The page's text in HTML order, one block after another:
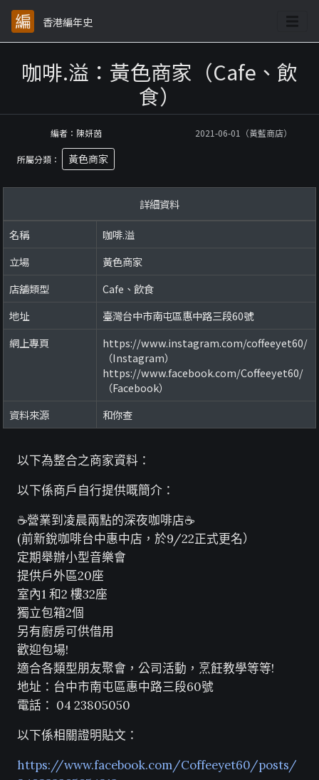
香港編年史
咖啡.溢：黃色商家（Cafe、飲
食）
編者：陳妍茵 2021-06-01（黃藍商店）
所屬分類： 黃色商家
詳細資料
名稱
咖啡.溢
立場
黃色商家
店舖類型
Cafe、飲食
地址
臺灣台中市南屯區惠中路三段60號
網上專頁
https://www.instagram.com/coffeeyet60/
（Instagram）
https://www.facebook.com/Coffeeyet60/
（Facebook）
資料來源
和你查
以下為整合之商家資料：
以下係商戶自行提供嘅簡介：
☕營業到凌晨兩點的深夜咖啡店☕
(前新銳咖啡台中惠中店，於9/22正式更名）
定期舉辦小型音樂會
提供戶外區20座
室內1 和2 樓32座
獨立包箱2個
另有廚房可供借用
歡迎包場!
適合各類型朋友聚會，公司活動，烹飪教學等等!
地址：台中市南屯區惠中路三段60號
電話： 04 23805050
以下係相關證明貼文：
https://www.facebook.com/Coffeeyet60/posts/